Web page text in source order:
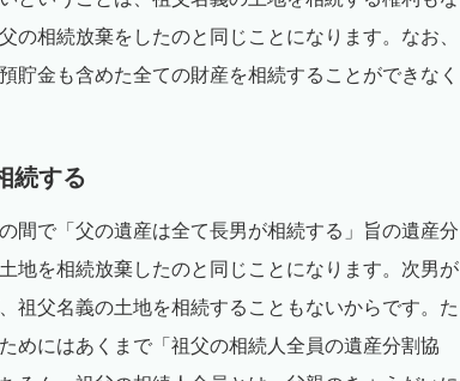
の相続放棄をしたのと同じことになります。なお、
貯金も含めた全ての財産を相続することができなく
続する
間で「父の遺産は全て長男が相続する」旨の遺産分
地を相続放棄したのと同じことになります。次男が
祖父名義の土地を相続することもないからです。た
めにはあくまで「祖父の相続人全員の遺産分割協